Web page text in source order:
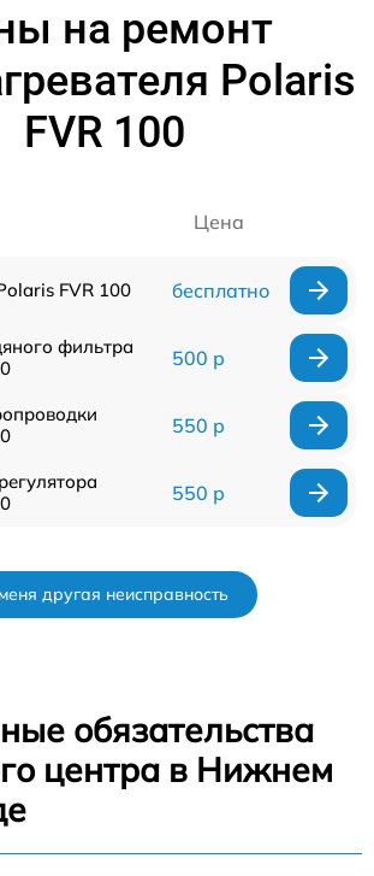
на ремонт
Polaris
FVR 100
Цена
FVR 100 бесплатно
фильтра
500 р
550 р
550 р
другая неисправность
обязательства
центра в Нижнем